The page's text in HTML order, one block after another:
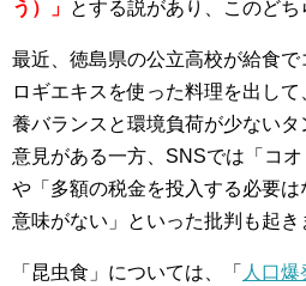
う）」 とする説があり、このどち
最近、徳島県の公立高校が給食
ロギエキスを使った料理を出し
養バランスと環境負荷が少ない
意見がある一方、SNSでは「コオ
や「多額の税金を投入する必要
意味がない」といった批判も起き
「昆虫食」については、「 人口